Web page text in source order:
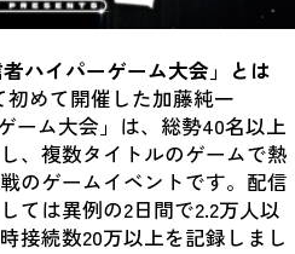
ハイパーゲーム大会」とは
初めて開催した加藤純一
ーム大会」は、総勢40名以上
、複数タイトルのゲームで熱
のゲームイベントです。配信
ては異例の2日間で2.2万人以
接続数20万以上を記録しまし